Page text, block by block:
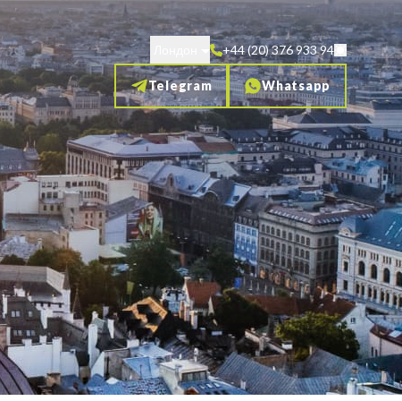
+44 (20) 376 933 94
Telegram Whatsapp